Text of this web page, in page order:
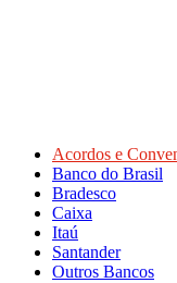
Acordos e
Banco do Brasil
Bradesco
Caixa
Itaú
Santander
Outros Bancos